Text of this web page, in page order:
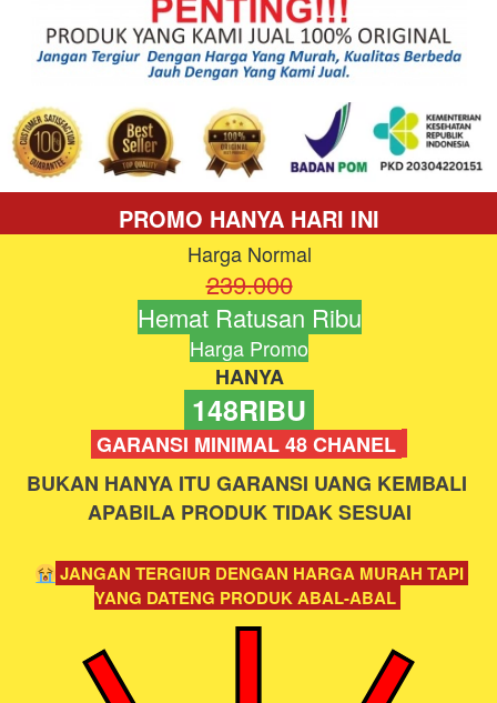
PROMO HANYA HARI INI
Harga Normal
239.000
Hemat Ratusan Ribu
Harga Promo
HANYA
148RIBU
GARANSI MINIMAL 48 CHANEL
BUKAN HANYA ITU GARANSI UANG KEMBALI
APABILA PRODUK TIDAK SESUAI
JANGAN TERGIUR DENGAN HARGA MURAH TAPI
YANG DATENG PRODUK ABAL-ABAL